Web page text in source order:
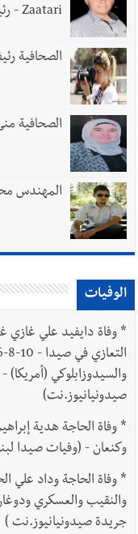
Zaatari - رئيس التحرير
الصحافية
الصحافية
المهندس
الوفيات
*
والسيدوزابلوكي
صيدونيانيوز.نت)
*
وكنعان - (وفيات صيدا
*
والنقيب والعسكري
جريدة صيدونيانيوز.نت )